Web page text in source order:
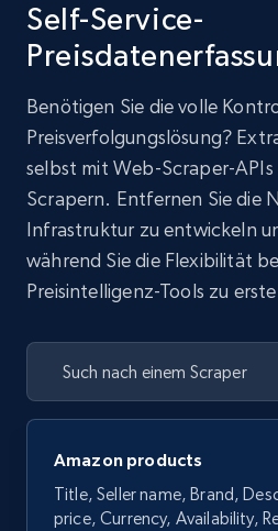
Self-Service-
Benötigen Sie die volle
Preisverfolgungslösung?
selbst mit Web-Scraper-
Scrapern. Entfernen Sie die
Infrastruktur zu entwickeln
während Sie die Flexibilität
Preisintelligenz-Tools zu
Amazon products
Title, Seller name, Brand,
price, Currency, Availability,